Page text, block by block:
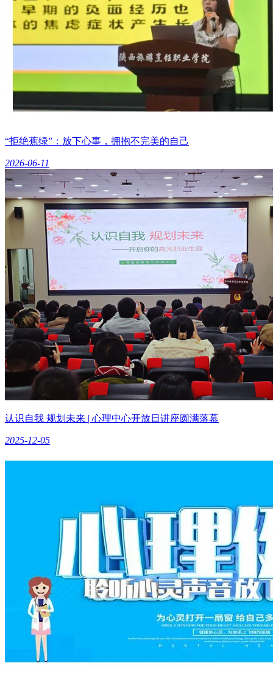
“拒绝蕉绿”：放下心事，拥抱不完美的自己
2026-06-11
认识自我 规划未来 | 心理中心开放日讲座圆满落幕
2025-12-05